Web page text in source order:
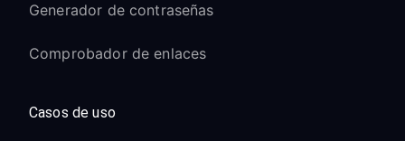
Generador de contraseñas
Comprobador de enlaces
Casos de uso